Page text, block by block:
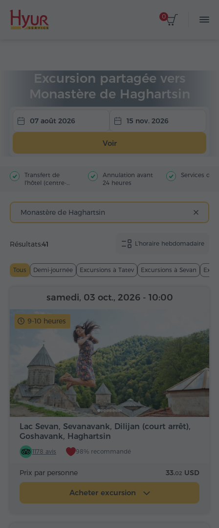
0
Excursion partagée vers
Monastère de Haghartsin
07 août 2026 15 nov. 2026
Voir
Transfert de
l'hôtel (centre-
Annulation avant
24 heures
Services du
Monastère de Haghartsin
L'horaire hebdomadaire
Résultats:41
Tous Demi-journée Excursions à Tatev Excursions à Sevan
9-10 heures
Lac Sevan, Sevanavank, Dilijan (court arrêt),
Goshavank, Haghartsin
1178 avis 98% recommandé
samedi, 03 oct., 2026 - 10:00
Prix par personne 33.02 USD
Acheter excursion